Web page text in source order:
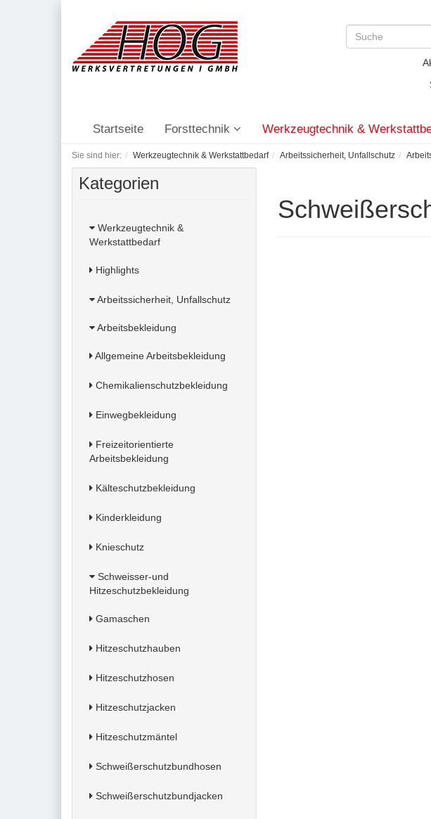
Startseite Forsttechnik Werkzeugtechnik &
Sie sind hier: Werkzeugtechnik & Werkstattbedarf Arbeitssicherheit, Unfallschutz
Kategorien
Werkzeugtechnik &
Werkstattbedarf
Highlights
Arbeitssicherheit, Unfallschutz
Arbeitsbekleidung
Allgemeine Arbeitsbekleidung
Chemikalienschutzbekleidung
Einwegbekleidung
Freizeitorientierte
Arbeitsbekleidung
Kälteschutzbekleidung
Kinderkleidung
Knieschutz
Schweisser-und
Hitzeschutzbekleidung
Gamaschen
Hitzeschutzhauben
Hitzeschutzhosen
Hitzeschutzjacken
Hitzeschutzmäntel
Schweißerschutzbundhosen
Schweißerschutzbundjacken